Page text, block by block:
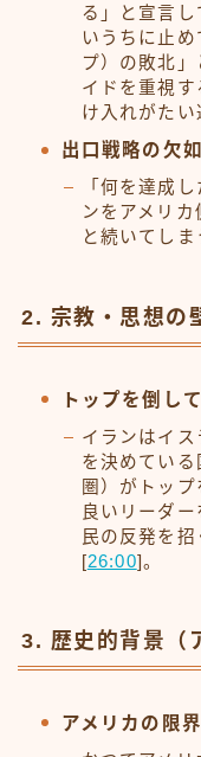
る」と宣言
いうちに止
プ）の敗北
イドを重視
け入れがた
出口戦略の欠
「何を達成
ンをアメリ
と続いてし
2. 宗教・思想の
トップを倒し
イランはイ
を決めてい
圏）がトッ
良いリーダ
民の反発を
[26:00]。
3. 歴史的背景（
アメリカの限